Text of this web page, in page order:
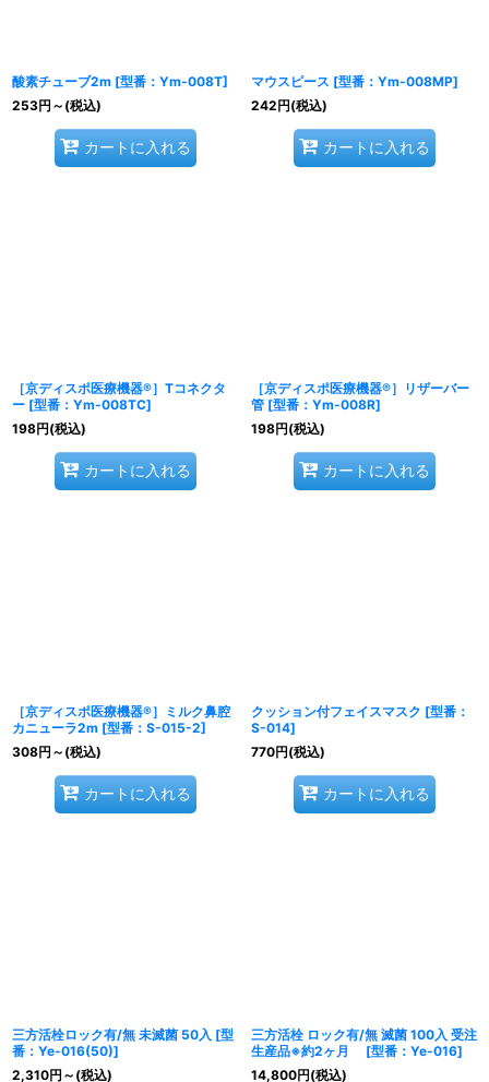
酸素チューブ2m [型番：Ym-008T]
253円 ～ (税込)
カートに入れる
マウスピース [型番：Ym-008MP]
242円(税込)
カートに入れる
［京ディスポ医療機器®］Tコネクタ
ー [型番：Ym-008TC]
198円(税込)
カートに入れる
［京ディスポ医療機器®］リザーバー
管 [型番：Ym-008R]
198円(税込)
カートに入れる
［京ディスポ医療機器®］ミルク鼻腔
カニューラ2m [型番：S-015-2]
308円 ～ (税込)
カートに入れる
クッション付フェイスマスク [型番：
S-014]
770円(税込)
カートに入れる
三方活栓ロック有/無 未滅菌 50入 [型
番：Ye-016(50)]
2,310円 ～ (税込)
三方活栓 ロック有/無 滅菌 100入 受注
生産品※約2ヶ月
[型番：Ye-016]
14,800円(税込)